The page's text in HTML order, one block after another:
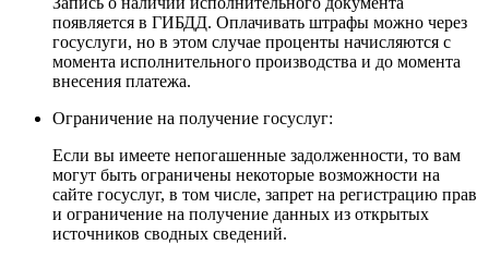
появляется в ГИБДД. Оплачивать штрафы можно через
госуслуги, но в этом случае проценты начисляются с
момента исполнительного производства и до момента
внесения платежа.
Ограничение на получение госуслуг:
Если вы имеете непогашенные задолженности, то вам
могут быть ограничены некоторые возможности на
сайте госуслуг, в том числе, запрет на регистрацию прав
и ограничение на получение данных из открытых
источников сводных сведений.